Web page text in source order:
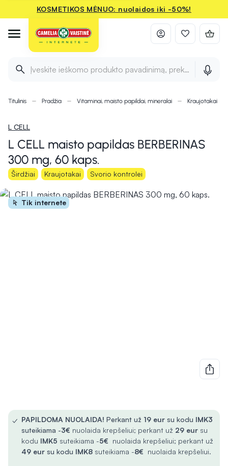
KOSMETIKOS MĖNUO: nuolaidos iki -50%!
Įveskite ieškomo produkto pavadinimą, prekės ženklą ir
Titulinis Pradžia Vitaminai, maisto papildai, mineralai Kraujotakai
L CELL
L CELL maisto papildas BERBERINAS
300 mg, 60 kaps.
Širdžiai Kraujotakai Svorio kontrolei
Tik internete
✓ PAPILDOMA NUOLAIDA! Perkant už 19 eur su kodu IMK3
suteikiama -3€ nuolaida krepšeliui; perkant už 29 eur su
kodu IMK5 suteikiama -5€ nuolaida krepšeliui; perkant už
49 eur su kodu IMK8 suteikiama -8€ nuolaida krepšeliui.